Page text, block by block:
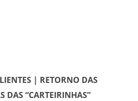
| RETORNO DAS
DAS “CARTEIRINHAS”